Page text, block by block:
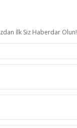
İlk Siz Haberdar Olun!